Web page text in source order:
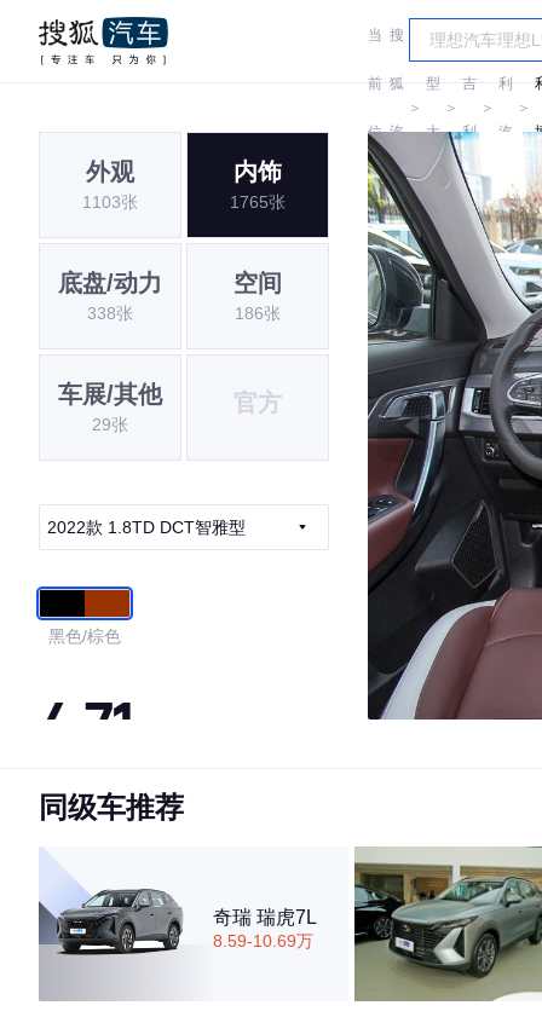
当
前
位
置:
搜
狐
汽
车
＞
车
型
大
全
＞
吉
利
＞
吉
利
汽
车
＞
外观
1103张
内饰
1765张
底盘/动力
338张
空间
186张
车展/其他
29张
官方
2022款 1.8TD DCT智雅型
黑色/棕色
4.71
·外观表现一般，低于59%同级车
·空间表现一般，低于60%同级车
同级车推荐
奇瑞 瑞虎7L
8.59-10.69万